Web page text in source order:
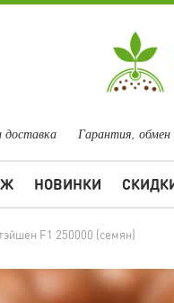
Гарантия, обмен
НОВИНКИ
F1 250000 (семян)